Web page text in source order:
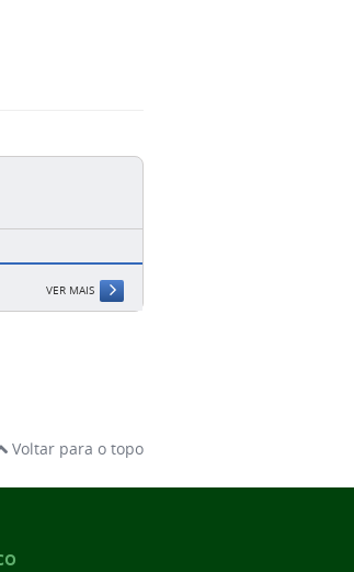
VER MAIS
Voltar para o topo